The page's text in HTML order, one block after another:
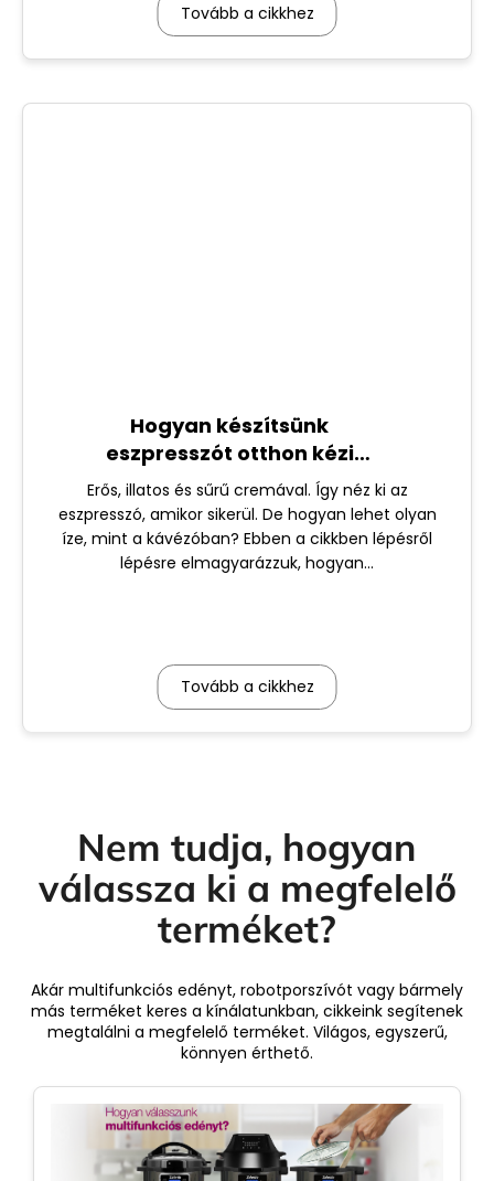
Tovább a cikkhez
Hogyan készítsünk
eszpresszót otthon kézi
kávéfőzővel?
Erős, illatos és sűrű cremával. Így néz ki az
eszpresszó, amikor sikerül. De hogyan lehet olyan
íze, mint a kávézóban? Ebben a cikkben lépésről
lépésre elmagyarázzuk, hogyan...
Tovább a cikkhez
Nem tudja, hogyan
válassza ki a megfelelő
terméket?
Akár multifunkciós edényt, robotporszívót vagy bármely
más terméket keres a kínálatunkban, cikkeink segítenek
megtalálni a megfelelő terméket. Világos, egyszerű,
könnyen érthető.